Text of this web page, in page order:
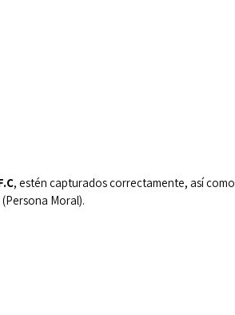
, estén capturados correctamente, así como
Moral).